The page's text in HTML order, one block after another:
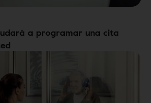
a programar una cita